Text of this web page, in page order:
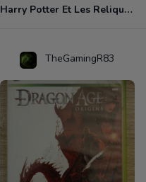
Harry Potter Et Les Reliques De La Mort - 1ère Partie Xbox 360
TheGamingR83